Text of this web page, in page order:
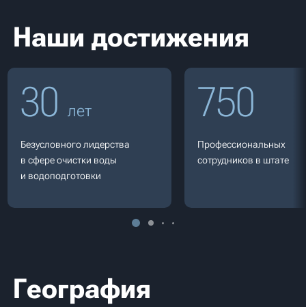
Наши достижения
30 лет
Безусловного лидерства
в сфере очистки воды
и водоподготовки
750
Профессиональных
сотрудников в штате
География